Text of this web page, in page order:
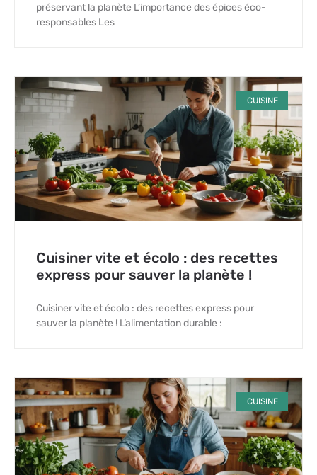
préservant la planète L’importance des épices éco-
responsables Les
CUISINE
Cuisiner vite et écolo : des recettes
express pour sauver la planète !
Cuisiner vite et écolo : des recettes express pour
sauver la planète ! L’alimentation durable :
CUISINE